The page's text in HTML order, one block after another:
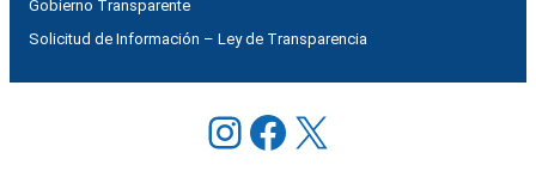
Gobierno Transparente
Solicitud de Información – Ley de Transparencia
Instagram
Facebook
X